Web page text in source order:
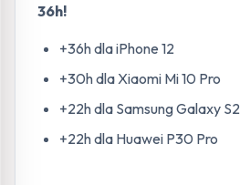
36h!
+36h dla iPhone 12
+30h dla Xiaomi Mi 10 Pro
+22h dla Samsung Galaxy
+22h dla Huawei P30 Pro